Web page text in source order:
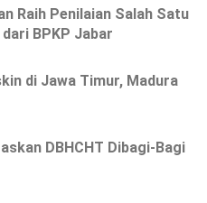
Raih Penilaian Salah Satu
BPKP Jabar
di Jawa Timur, Madura
DBHCHT Dibagi-Bagi